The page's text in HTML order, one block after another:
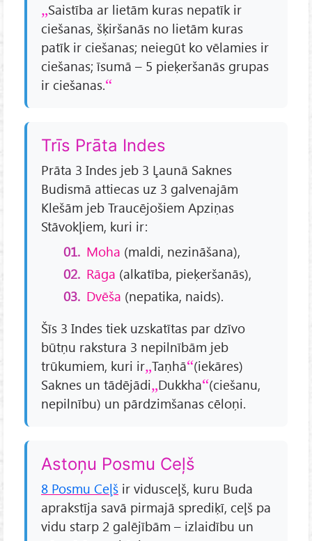
Saistība ar lietām kuras nepatīk ir
ciešanas, šķiršanās no lietām kuras
patīk ir ciešanas; neiegūt ko vēlamies ir
ciešanas; īsumā – 5 pieķeršanās grupas
ir ciešanas.
Trīs Prāta Indes
Prāta 3 Indes jeb 3 Ļaunā Saknes
Budismā attiecas uz 3 galvenajām
Klešām jeb Traucējošiem Apziņas
Stāvokļiem, kuri ir:
Moha (maldi, nezināšana),
Rāga (alkatība, pieķeršanās),
Dvēša (nepatika, naids).
Šīs 3 Indes tiek uzskatītas par dzīvo
būtņu rakstura 3 nepilnībām jeb
trūkumiem, kuri ir Taṇhā (iekāres)
Saknes un tādējādi Dukkha (ciešanu,
nepilnību) un pārdzimšanas cēloņi.
Astoņu Posmu Ceļš
8 Posmu Ceļš ir vidusceļš, kuru Buda
aprakstīja savā pirmajā sprediķī, ceļš pa
vidu starp 2 galējībām – izlaidību un